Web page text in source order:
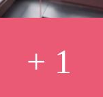
+ 1